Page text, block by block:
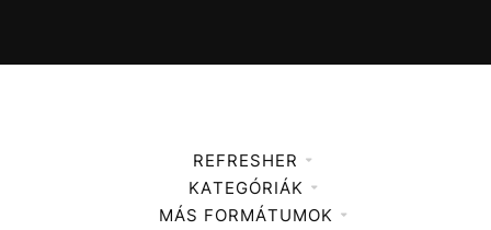
REFRESHER
Médiaajánlat
KATEGÓRIÁK
Zene
MÁS FORMÁTUMOK